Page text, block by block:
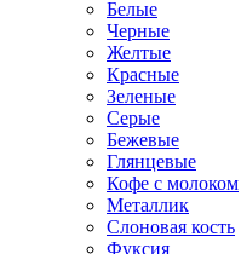
Белые
Черные
Желтые
Красные
Зеленые
Серые
Бежевые
Глянцевые
Кофе с молоком
Металлик
Слоновая кость
Фуксия